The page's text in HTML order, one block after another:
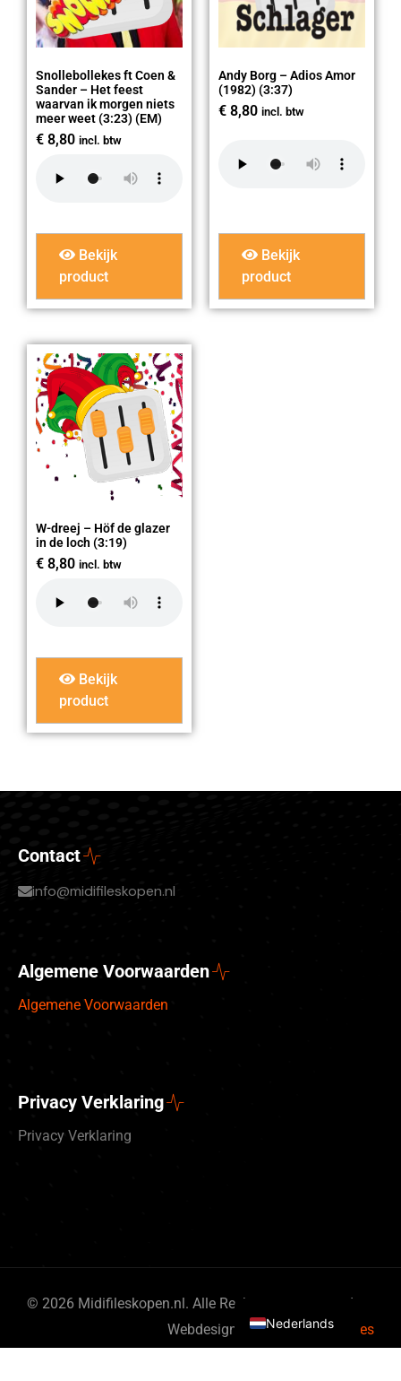
Snollebollekes ft Coen &
Sander – Het feest
waarvan ik morgen niets
meer weet (3:23) (EM)
€ 8,80 incl. btw
Bekijk
product
Andy Borg – Adios Amor
(1982) (3:37)
€ 8,80 incl. btw
Bekijk
product
W-dreej – Höf de glazer
in de loch (3:19)
€ 8,80 incl. btw
Bekijk
product
Contact
info@midifileskopen.nl
Algemene Voorwaarden
Algemene Voorwaarden
Privacy Verklaring
Privacy Verklaring
© 2026 Midifileskopen.nl. Alle Rechten gereserveerd.
Webdesign doorBy Bits & Pieces
Nederlands
Deutsch